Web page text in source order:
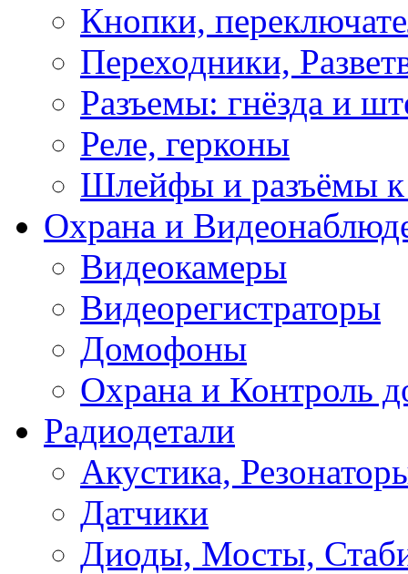
Кнопки,
Переходники,
Разъемы: гнёзда и
Реле, герконы
Шлейфы и разъёмы
Охрана и
Видеокамеры
Видеорегистраторы
Домофоны
Охрана и Контроль
Радиодетали
Акустика,
Датчики
Диоды, Мосты,